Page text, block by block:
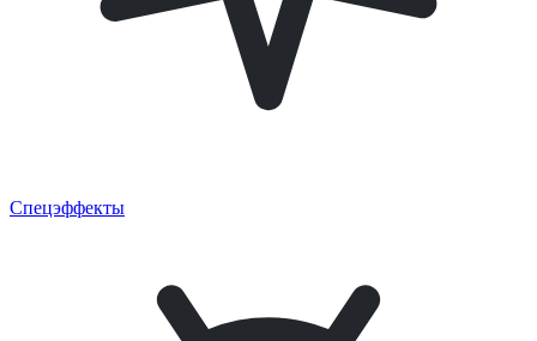
Спецэффекты